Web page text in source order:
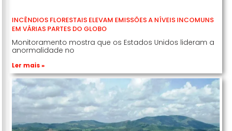
INCÊNDIOS FLORESTAIS ELEVAM EMISSÕES A NÍVEIS INCOMUNS
EM VÁRIAS PARTES DO GLOBO
Monitoramento mostra que os Estados Unidos lideram a
anormalidade no
Ler mais »